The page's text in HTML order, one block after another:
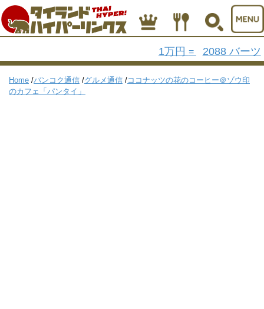
1万円 = 2088 バーツ
Home /バンコク通信 /グルメ通信 /ココナッツの花のコーヒー＠ゾウ印
のカフェ「パンタイ」